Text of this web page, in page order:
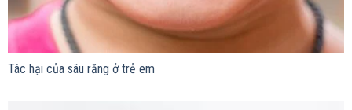
Tác hại của sâu răng ở trẻ em